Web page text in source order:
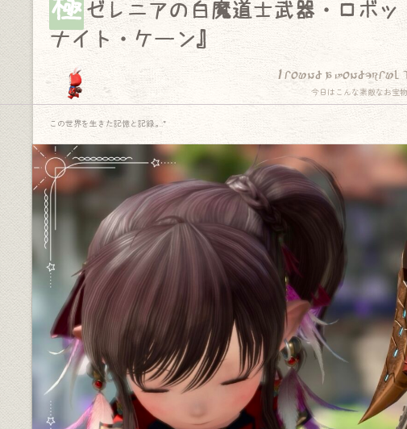
極ゼレニアの白魔道士武器・ロボ
ナイト・ケーン』
I found a wonderful
今日はこんな素敵なお宝
この世界を生きた記憶と記録.｡.:*